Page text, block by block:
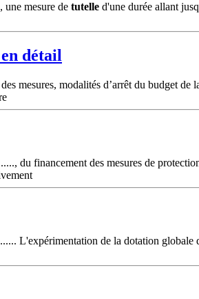
mesure de tutelle d'une durée allant
détail
mesures, modalités d’arrêt du budget de
du financement des mesures de
L'expérimentation de la dotation globale